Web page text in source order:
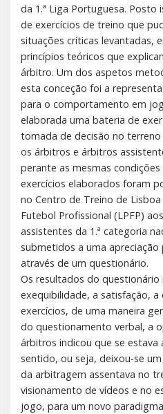
da 1.ª Liga Portuguesa. Posto
de exercícios de treino que
situações críticas levantadas,
princípios teóricos que
árbitro. Um dos aspetos
esta conceção foi a
para o comportamento em
elaborada uma bateria de
tomada de decisão no
os árbitros e árbitros
perante as mesmas
exercícios elaborados foram
no Centro de Treino de
Futebol Profissional (LPFP)
assistentes da 1.ª categoria
submetidos a uma
através de um questionário.
Os resultados do questionário
exequibilidade, a satisfação, a
exercícios, de uma maneira
do questionamento verbal, a
árbitros indicou que se
sentido, ou seja, deixou-se
da arbitragem assentava no
visionamento de vídeos e no
jogo, para um novo